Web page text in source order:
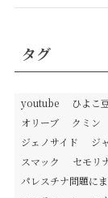
タグ
youtube ひよこ
オリーブ
クミン
ジェノサイド
ジ
スマック
セモリ
パレスチナ問題に